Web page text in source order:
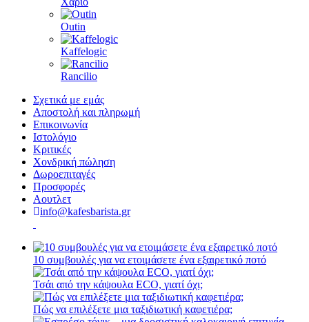
Outin
Kaffelogic
Rancilio
Σχετικά με εμάς
Αποστολή και πληρωμή
Επικοινωνία
Ιστολόγιο
Κριτικές
Χονδρική πώληση
Δωροεπιταγές
Προσφορές
Αουτλετ
info@kafesbarista.gr
10 συμβουλές για να ετοιμάσετε ένα εξαιρετικό ποτό
Τσάι από την κάψουλα ECO, γιατί όχι;
Πώς να επιλέξετε μια ταξιδιωτική καφετιέρα;